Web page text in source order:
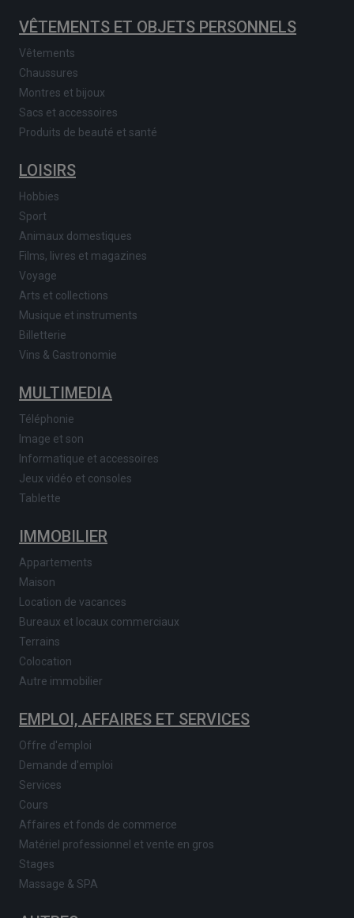
VÊTEMENTS ET OBJETS PERSONNELS
Vêtements
Chaussures
Montres et bijoux
Sacs et accessoires
Produits de beauté et santé
LOISIRS
Hobbies
Sport
Animaux domestiques
Films, livres et magazines
Voyage
Arts et collections
Musique et instruments
Billetterie
Vins & Gastronomie
MULTIMEDIA
Téléphonie
Image et son
Informatique et accessoires
Jeux vidéo et consoles
Tablette
IMMOBILIER
Appartements
Maison
Location de vacances
Bureaux et locaux commerciaux
Terrains
Colocation
Autre immobilier
EMPLOI, AFFAIRES ET SERVICES
Offre d'emploi
Demande d'emploi
Services
Cours
Affaires et fonds de commerce
Matériel professionnel et vente en gros
Stages
Massage & SPA